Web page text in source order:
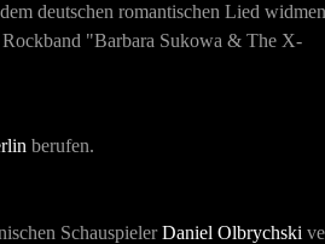
deutschen romantischen Lied
"Barbara Sukowa & The X-
berufen.
SchauspielerDaniel Olbrychski